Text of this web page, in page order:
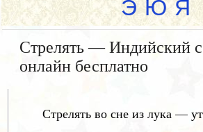
Э Ю Я
Стрелять — Индийский
онлайн бесплатно
Стрелять во сне из лука —